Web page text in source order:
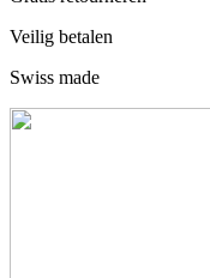
Veilig betalen
Swiss made